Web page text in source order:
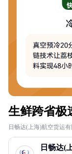
生鲜跨省极
日畅达(上海)航空货运有
日畅达(